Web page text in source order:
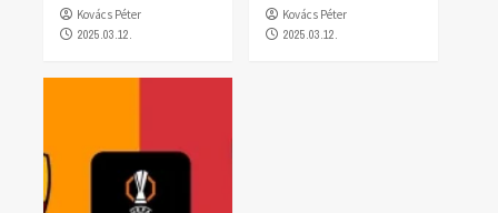
Kovács Péter
2025.03.12.
Kovács Péter
2025.03.12.